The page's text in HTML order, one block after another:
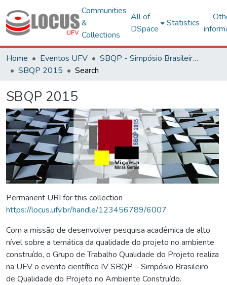
Communities
&
Collections
All of
DSpace
Statistics
Home Eventos UFV
SBQP - Simpósio Brasileiro de Qualidade do Projeto no Ambiente Construído
SBQP 2015
Search
SBQP 2015
Permanent URI for this collection
https://locus.ufv.br/handle/123456789/6007
Com a missão de desenvolver pesquisa acadêmica de alto
nível sobre a temática da qualidade do projeto no ambiente
construído, o Grupo de Trabalho Qualidade do Projeto realiza
na UFV o evento científico IV SBQP – Simpósio Brasileiro
de Qualidade do Projeto no Ambiente Construído.